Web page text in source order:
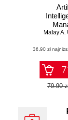
Malay A.
(36,90 zł
79.90